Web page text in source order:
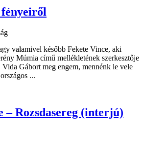
valamivel később Fekete Vince, aki
Múmia című mellékletének szerkesztője
Gábort meg engem, mennénk le vele
...
– Rozsdasereg (interjú)